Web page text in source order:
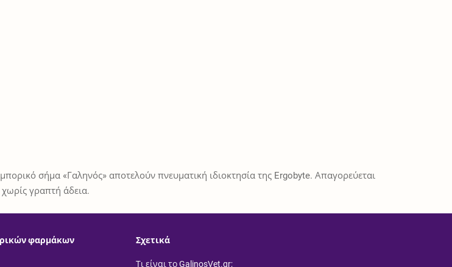
σήμα «Γαληνός» αποτελούν πνευματική ιδιοκτησία της Ergobyte. Απαγορεύεται
γραπτή άδεια.
φαρμάκων Σχετικά
Τι είναι το GalinosVet.gr;